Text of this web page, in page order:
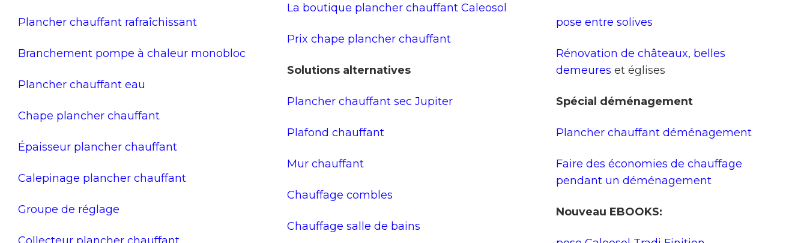
Plancher chauffant rafraîchissant
Branchement pompe à chaleur monobloc
Plancher chauffant eau
Chape plancher chauffant
Épaisseur plancher chauffant
Calepinage plancher chauffant
Groupe de réglage
Collecteur plancher chauffant
La boutique plancher chauffant Caleosol
Prix chape plancher chauffant
Solutions alternatives
Plancher chauffant sec Jupiter
Plafond chauffant
Mur chauffant
Chauffage combles
Chauffage salle de bains
pose entre solives
Rénovation de châteaux, belles
demeures et églises
Spécial déménagement
Plancher chauffant déménagement
Faire des économies de chauffage
pendant un déménagement
Nouveau EBOOKS: